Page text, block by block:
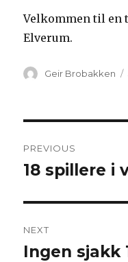
Velkommen til
Elverum.
Author
Geir Brobakken
navigation
PREVIOUS
Previous
18 spillere i
NEXT
Next
Ingen sjakk